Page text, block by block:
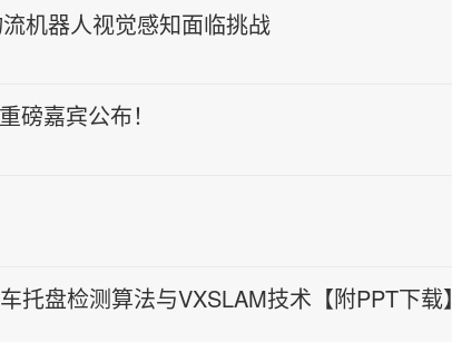
机器人视觉感知面临挑战
磅嘉宾公布！
盘检测算法与VXSLAM技术【附PPT下载】